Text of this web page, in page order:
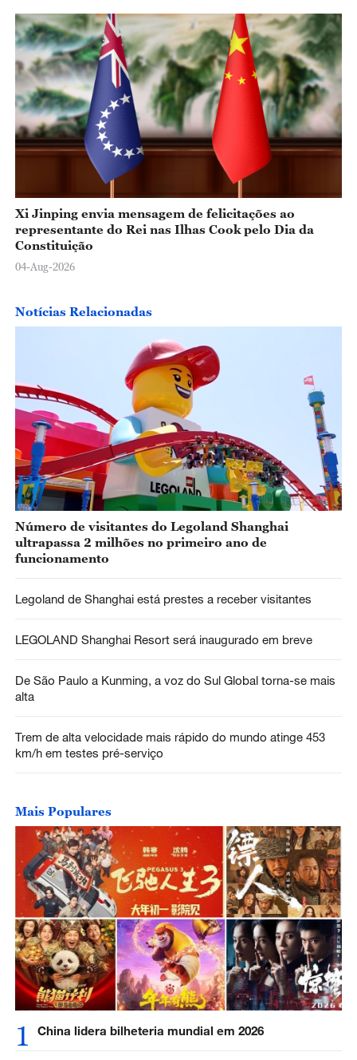
Xi Jinping envia mensagem de felicitações ao
representante do Rei nas Ilhas Cook pelo Dia da
Constituição
04-Aug-2026
Notícias Relacionadas
Número de visitantes do Legoland Shanghai
ultrapassa 2 milhões no primeiro ano de
funcionamento
Legoland de Shanghai está prestes a receber visitantes
LEGOLAND Shanghai Resort será inaugurado em breve
De São Paulo a Kunming, a voz do Sul Global torna-se mais
alta
Trem de alta velocidade mais rápido do mundo atinge 453
km/h em testes pré-serviço
Mais Populares
1 China lidera bilheteria mundial em 2026